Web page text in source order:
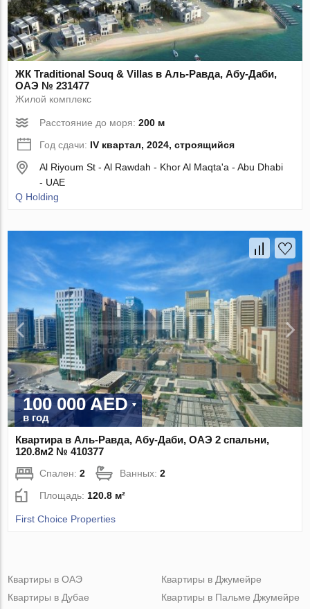
ЖК Traditional Souq & Villas в Аль-Равда, Абу-Даби,
ОАЭ № 231477
Жилой комплекс
Расстояние до моря:200 м
Год сдачи: IV квартал, 2024, строящийся
Al Riyoum St - Al Rawdah - Khor Al Maqta'a - Abu Dhabi
- UAE
Q Holding
100 000 AED
в год
Квартира в Аль-Равда, Абу-Даби, ОАЭ 2 спальни,
120.8м2 № 410377
Спален:2 Ванных:2
Площадь:120.8 м²
First Choice Properties
Квартиры в ОАЭ
Квартиры в Дубае
Квартиры в Джумейре
Квартиры в Пальме Джумейре